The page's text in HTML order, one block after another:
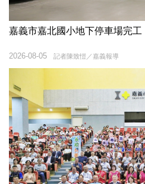
嘉義市嘉北國小地下停車場完
記者陳致愷／嘉義報導
2026-08-05